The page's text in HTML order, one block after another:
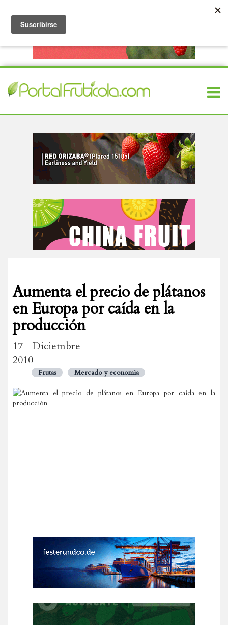
Aumenta el precio de plátanos
en Europa por caída en la
producción
17 Diciembre
2010
Frutas Mercado y economia